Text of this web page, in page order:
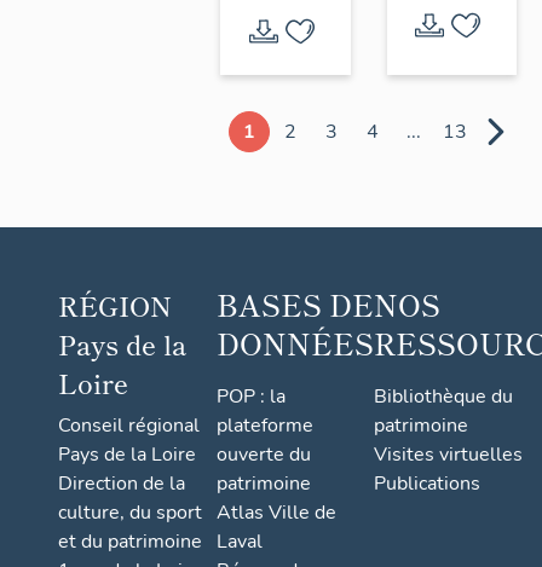
1 2 3 4 ... 13
RÉGION
Pays de la
Loire
Conseil régional
Pays de la Loire
Direction de la
culture, du sport
et du patrimoine
BASES DE
DONNÉES
POP : la
plateforme
ouverte du
patrimoine
Atlas Ville de
Laval
NOS
Bibliothèque du
patrimoine
Visites virtuelles
Publications